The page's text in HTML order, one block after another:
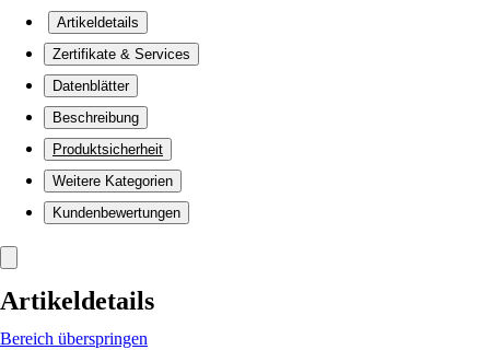
Artikeldetails
Zertifikate & Services
Datenblätter
Beschreibung
Produktsicherheit
Weitere Kategorien
Kundenbewertungen
Artikeldetails
Bereich überspringen